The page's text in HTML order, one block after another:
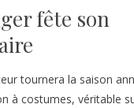
fête son
tournera la saison
à costumes, véritable